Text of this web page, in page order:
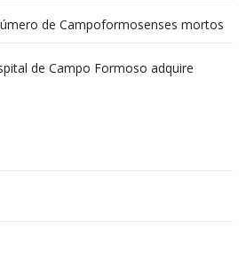
de Campoformosenses mortos
morreram em desabamentos são
de Campo Formoso adquire